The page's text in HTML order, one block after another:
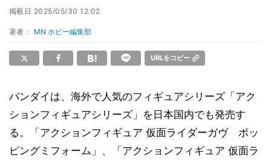
掲載日 2025/05/30 12:02
著者： MN ホビー編集部
URLをコピー
バンダイは、海外で人気のフィギュアシリーズ「アク
ションフィギュアシリーズ」を日本国内でも発売す
る。「アクションフィギュア 仮面ライダーガヴ ポッ
ピングミフォーム」、「アクションフィギュア 仮面ラ